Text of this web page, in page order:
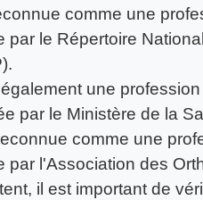
comme une
par le Répertoire
une
par le Ministère de la
comme une
par l'Association des
il est important de